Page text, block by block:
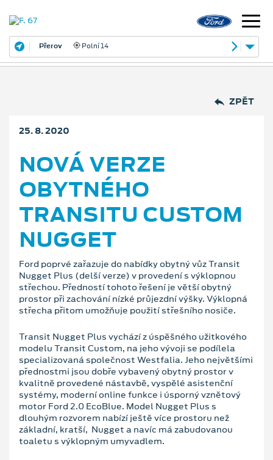
Přerov Polní 14
ZPĚT
25. 8. 2020
NOVÁ VERZE
OBYTNÉHO
TRANSITU CUSTOM
NUGGET
Ford poprvé zařazuje do nabídky obytný vůz Transit
Nugget Plus (delší verze) v provedení s výklopnou
střechou. Předností tohoto řešení je větší obytný
prostor při zachování nízké průjezdní výšky. Výklopná
střecha přitom umožňuje použití střešního nosiče.
Transit Nugget Plus vychází z úspěšného užitkového
modelu Transit Custom, na jeho vývoji se podílela
specializovaná společnost Westfalia. Jeho největšími
přednostmi jsou dobře vybavený obytný prostor v
kvalitně provedené nástavbě, vyspělé asistenční
systémy, moderní online funkce i úsporný vznětový
motor Ford 2.0 EcoBlue. Model Nugget Plus s
dlouhým rozvorem nabízí ještě více prostoru než
základní, kratší, Nugget a navíc má zabudovanou
toaletu s výklopným umyvadlem.